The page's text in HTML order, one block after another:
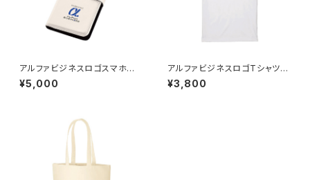
アルファビジネスロゴスマホケ
ース／工藤 裕志
¥5,000
アルファビジネスロゴTシャツ／
工藤 裕志
¥3,800